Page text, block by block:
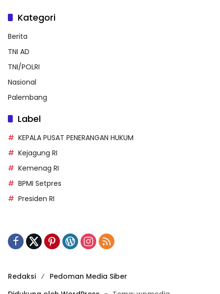
Kategori
Berita
TNI AD
TNI/POLRI
Nasional
Palembang
Label
KEPALA PUSAT PENERANGAN HUKUM
Kejagung RI
Kemenag RI
BPMI Setpres
Presiden RI
Redaksi
Pedoman Media Siber